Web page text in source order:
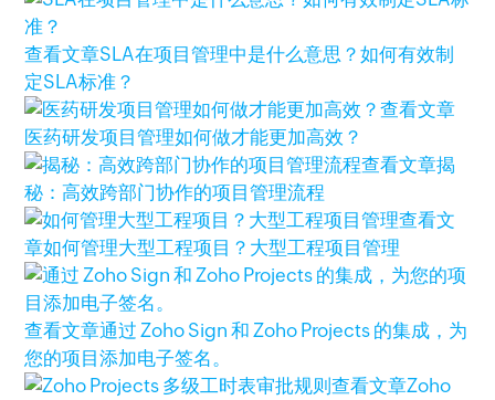
查看文章SLA在项目管理中是什么意思？如何有效制
定SLA标准？
查看文章
医药研发项目管理如何做才能更加高效？
查看文章揭
秘：高效跨部门协作的项目管理流程
查看文
章如何管理大型工程项目？大型工程项目管理
查看文章通过 Zoho Sign 和 Zoho Projects 的集成，为
您的项目添加电子签名。
查看文章Zoho